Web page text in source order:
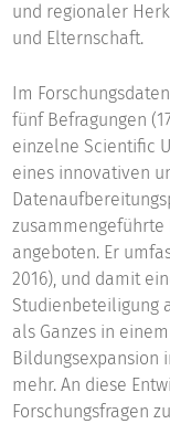
und regionaler
und Elternschaft.
Im
fünf Befragungen
einzelne Scientific
eines innovativen
zusammengeführte
angeboten. Er
2016), und damit
Studienbeteiligung
als Ganzes in
Bildungsexpansion
mehr. An diese
Forschungsfragen